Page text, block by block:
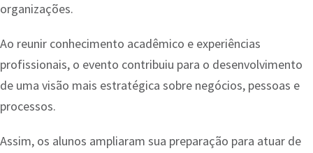
organizações.
Ao reunir conhecimento acadêmico e experiências
profissionais, o evento contribuiu para o desenvolvimento
de uma visão mais estratégica sobre negócios, pessoas e
processos.
Assim, os alunos ampliaram sua preparação para atuar de